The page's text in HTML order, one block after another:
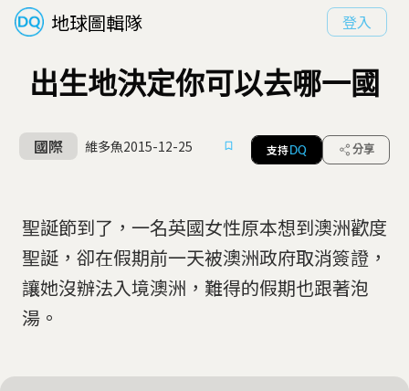
地球圖輯隊 登入
出生地決定你可以去哪一國
國際 維多魚2015-12-25 支持 DQ 分享
聖誕節到了，一名英國女性原本想到澳洲歡度
聖誕，卻在假期前一天被澳洲政府取消簽證，
讓她沒辦法入境澳洲，難得的假期也跟著泡
湯。